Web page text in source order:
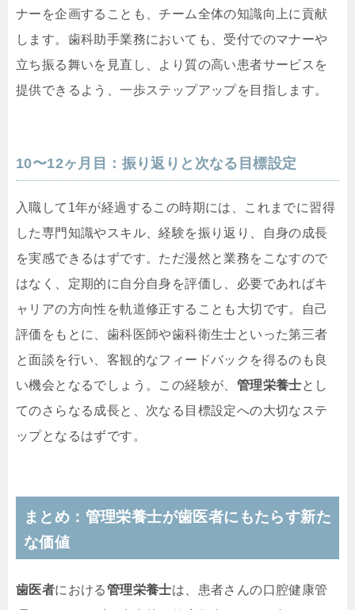
ナーを企画することも、チーム全体の知識向上に貢献
します。歯科助手業務においても、受付でのマナーや
立ち振る舞いを見直し、より質の高い患者サービスを
提供できるよう、一歩ステップアップを目指します。
10〜12ヶ月目：振り返りと次なる目標設定
入職して1年が経過するこの時期には、これまでに習得
した専門知識やスキル、経験を振り返り、自身の成長
を実感できるはずです。ただ漫然と業務をこなすので
はなく、定期的に自分自身を評価し、必要であればキ
ャリアの方向性を軌道修正することも大切です。自己
評価をもとに、歯科医師や歯科衛生士といった第三者
と面談を行い、客観的なフィードバックを得るのも良
い機会となるでしょう。この経験が、 管理栄養士とし
てのさらなる成長と、次なる目標設定への大切なステ
ップとなるはずです。
まとめ：管理栄養士が歯医者にもたらす新た
な価値
歯医者における管理栄養士は、患者さんの口腔健康管